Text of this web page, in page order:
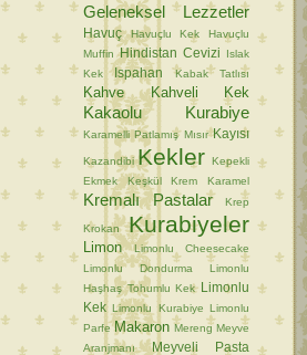
Geleneksel Lezzetler
Havuç Havuçlu Kek
Havuçlu
Muffin Hindistan Cevizi
Islak
Kek
Ispahan Kabak Tatlısı
Kahve Kahveli Kek
Kakaolu Kurabiye
Karamelli Patlamış Mısır Kayısı
Kazandibi Kekler Kepekli
Ekmek
Keşkül Krem Karamel
Kremalı Pastalar Krep
Krokan Kurabiyeler
Limon
Limonlu Cheesecake
Limonlu Dondurma
Limonlu
Haşhaş Tohumlu Kek
Limonlu
Kek Limonlu Kurabiye Limonlu
Parfe Makaron Mereng Meyve
Aranjmanı
Meyveli Pasta